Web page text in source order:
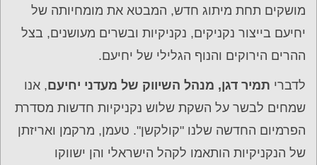
מושקים תחת מיתוג חדש, המבטא את מומחיותה של
יחיעם בייצור נקניקים, נקניקיות ובשרים מעושנים, בצל
ההרים הירוקים והנוף הגלילי של יחיעם.
לדברי תמיר דגן, מנהל השיווק של מעדני יחיעם, אנו
שמחים לבשר על השקת שלוש נקניקיות חדשות מסדרת
הפרמיום החדשה שלנו "קולקשן". טעמן, מרקמן ואריזתן
של הנקניקיות הותאמו לקהל הישראלי והן ישווקו